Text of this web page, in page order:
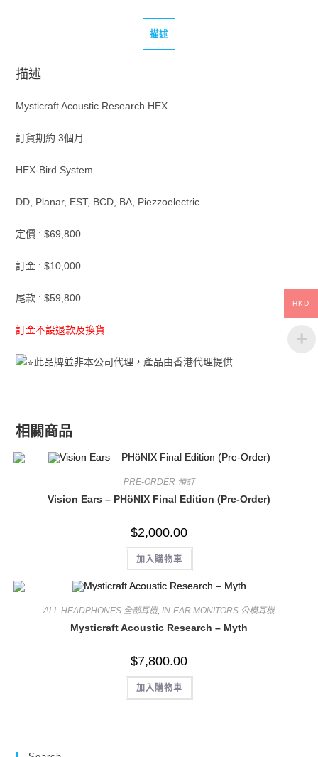
描述
描述
Mysticraft Acoustic Research HEX
訂貨期約 3個月
HEX-Bird System
DD, Planar, EST, BCD, BA, Piezzoelectric
定價 : $69,800
訂金 : $10,000
尾款 : $59,800
訂金不設退款及換貨
此品牌並非本公司代理，產品由香港代理提供
相關商品
PRE-ORDER 預訂
Vision Ears – PHöNIX Final Edition (Pre-Order)
$2,000.00
加入購物車
ALL HEADPHONES 全部耳機, IN-EAR MONITORS 公模耳機
Mysticraft Acoustic Research – Myth
$7,800.00
加入購物車
HKD